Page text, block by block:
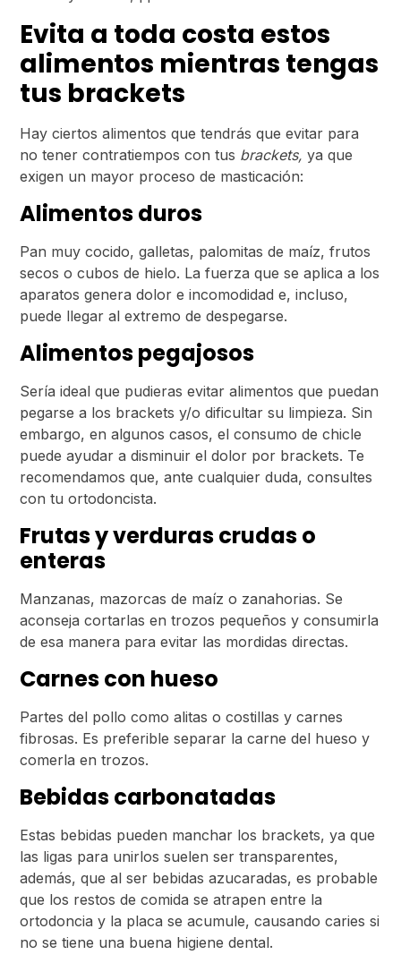
Evita a toda costa estos
alimentos mientras tengas
tus brackets
Hay ciertos alimentos que tendrás que evitar para
no tener contratiempos con tus brackets,ya que
exigen un mayor proceso de masticación:
Alimentos duros
Pan muy cocido, galletas, palomitas de maíz, frutos
secos o cubos de hielo. La fuerza que se aplica a los
aparatos genera dolor e incomodidad e, incluso,
puede llegar al extremo de despegarse.
Alimentos pegajosos
Sería ideal que pudieras evitar alimentos que puedan
pegarse a los brackets y/o dificultar su limpieza. Sin
embargo, en algunos casos, el consumo de chicle
puede ayudar a disminuir el dolor por brackets. Te
recomendamos que, ante cualquier duda, consultes
con tu ortodoncista.
Frutas y verduras crudas o
enteras
Manzanas, mazorcas de maíz o zanahorias. Se
aconseja cortarlas en trozos pequeños y consumirla
de esa manera para evitar las mordidas directas.
Carnes con hueso
Partes del pollo como alitas o costillas y carnes
fibrosas. Es preferible separar la carne del hueso y
comerla en trozos.
Bebidas carbonatadas
Estas bebidas pueden manchar los brackets, ya que
las ligas para unirlos suelen ser transparentes,
además, que al ser bebidas azucaradas, es probable
que los restos de comida se atrapen entre la
ortodoncia y la placa se acumule, causando caries si
no se tiene una buena higiene dental.